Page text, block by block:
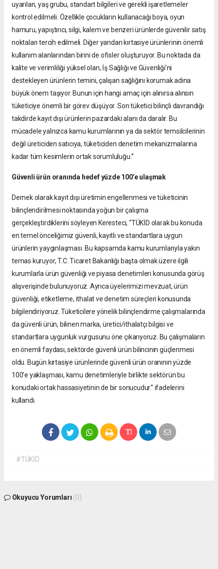
uyarıları, yaş grubu, standart bilgileri ve gerekli işaretlemeler
kontrol edilmeli. Özellikle çocukların kullanacağı boya, oyun
hamuru, yapıştırıcı, silgi, kalem ve benzeri ürünlerde güvenilir satış
noktaları tercih edilmeli. Diğer yandan kırtasiye ürünlerinin önemli
kullanım alanlarından birini de ofisler oluşturuyor. Bu noktada da
kalite ve verimliliği yüksel olan, İş Sağlığı ve Güvenliği’ni
destekleyen ürünlerin temini, çalışan sağlığını korumak adına
büyük önem taşıyor. Bunun için hangi amaç için alınırsa alınsın
tüketiciye önemli bir görev düşüyor. Son tüketici bilinçli davrandığı
takdirde kayıt dışı ürünlerin pazardaki alanı da daralır. Bu
mücadele yalnızca kamu kurumlarının ya da sektör temsilcilerinin
değil üreticiden satıcıya, tüketiciden denetim mekanizmalarına
kadar tüm kesimlerin ortak sorumluluğu.”
Güvenli ürün oranında hedef yüzde 100’e ulaşmak
Dernek olarak kayıt dışı üretimin engellenmesi ve tüketicinin
bilinçlendirilmesi noktasında yoğun bir çalışma
gerçekleştirdiklerini söyleyen Keresteci, “TÜKİD olarak bu konuda
en temel önceliğimiz güvenli, kayıtlı ve standartlara uygun
ürünlerin yaygınlaşması. Bu kapsamda kamu kurumlarıyla yakın
temas kuruyor, T.C. Ticaret Bakanlığı başta olmak üzere ilgili
kurumlarla ürün güvenliği ve piyasa denetimleri konusunda görüş
alışverişinde bulunuyoruz. Ayrıca üyelerimizi mevzuat, ürün
güvenliği, etiketleme, ithalat ve denetim süreçleri konusunda
bilgilendiriyoruz. Tüketicilere yönelik bilinçlendirme çalışmalarında
da güvenli ürün, bilinen marka, üretici/ithalatçı bilgisi ve
standartlara uygunluk vurgusunu öne çıkarıyoruz. Bu çalışmaların
en önemli faydası, sektörde güvenli ürün bilincinin güçlenmesi
oldu. Bugün kırtasiye ürünlerinde güvenli ürün oranının yüzde
100’e yaklaşması, kamu denetimleriyle birlikte sektörün bu
konudaki ortak hassasiyetinin de bir sonucudur.” ifadelerini
kullandı.
#TÜKİD
Okuyucu Yorumları (0)